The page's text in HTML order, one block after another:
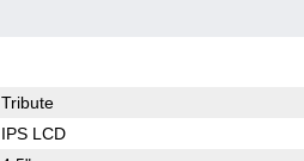
Tribute
IPS LCD